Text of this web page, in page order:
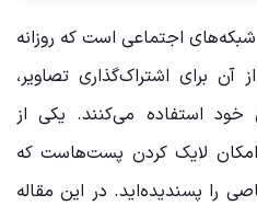
اجتماعی است که روزانه
آن برای اشتراک‌گذاری تصاویر،
خود استفاده می‌کنند. یکی از
امکان لایک کردن پست‌هاست که
را پسندیده‌اید. در این مقاله